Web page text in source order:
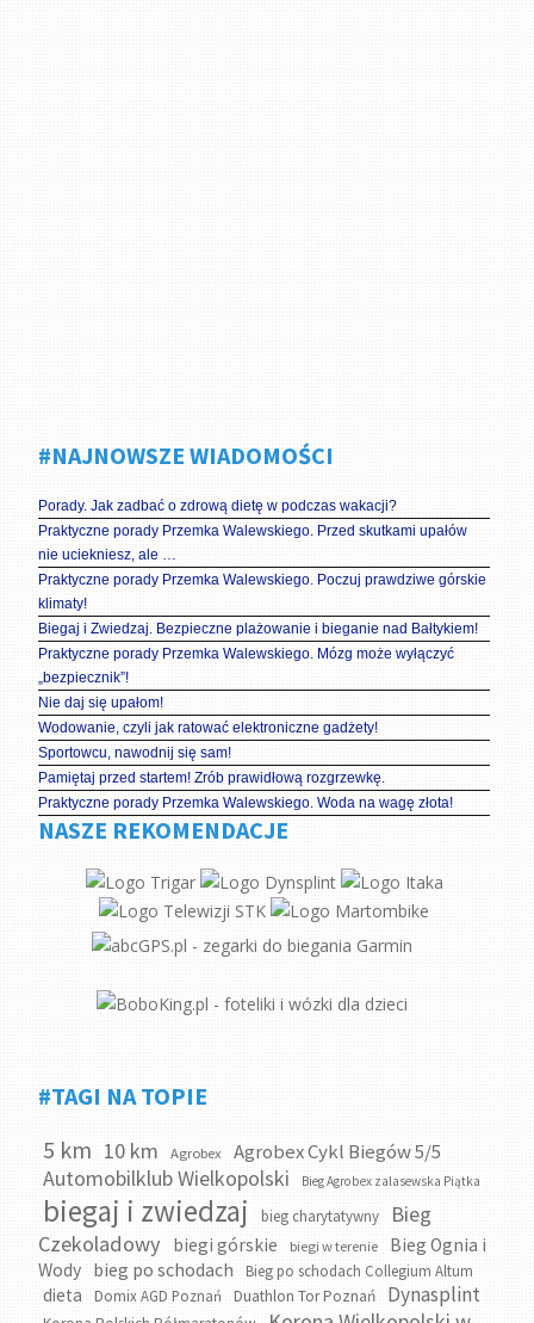
#NAJNOWSZE WIADOMOŚCI
Porady. Jak zadbać o zdrową dietę w podczas wakacji?
Praktyczne porady Przemka Walewskiego. Przed skutkami upałów
nie uciekniesz, ale …
Praktyczne porady Przemka Walewskiego. Poczuj prawdziwe górskie
klimaty!
Biegaj i Zwiedzaj. Bezpieczne plażowanie i bieganie nad Bałtykiem!
Praktyczne porady Przemka Walewskiego. Mózg może wyłączyć
„bezpiecznik”!
Nie daj się upałom!
Wodowanie, czyli jak ratować elektroniczne gadżety!
Sportowcu, nawodnij się sam!
Pamiętaj przed startem! Zrób prawidłową rozgrzewkę.
Praktyczne porady Przemka Walewskiego. Woda na wagę złota!
NASZE REKOMENDACJE
#TAGI NA TOPIE
5 km 10 km Agrobex Agrobex Cykl Biegów 5/5
Automobilklub Wielkopolski Bieg Agrobex zalasewska Piątka
biegaj i zwiedzaj bieg charytatywny
Bieg
Czekoladowy
biegi górskie biegi w terenie
Bieg Ognia i
Wody bieg po schodach Bieg po schodach Collegium Altum
dieta Domix AGD Poznań Duathlon Tor Poznań Dynasplint